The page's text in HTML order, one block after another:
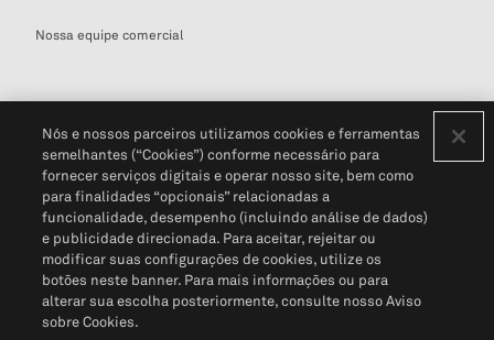
Nossa equipe comercial
Definições de cookies
Disclaimers Legais Termos de Uso Aviso de Cookies
Política de PrivacidadePortal de privacidade do cliente (em inglês)
Não Venda Minhas Informações Pessoais© 2026 S&P Global
Nós e nossos parceiros utilizamos cookies e ferramentas
semelhantes (“Cookies”) conforme necessário para
fornecer serviços digitais e operar nosso site, bem como
para finalidades “opcionais” relacionadas a
funcionalidade, desempenho (incluindo análise de dados)
e publicidade direcionada. Para aceitar, rejeitar ou
modificar suas configurações de cookies, utilize os
botões neste banner. Para mais informações ou para
alterar sua escolha posteriormente, consulte nosso Aviso
sobre Cookies.